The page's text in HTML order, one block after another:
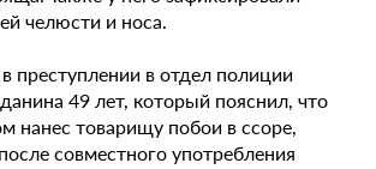
челюсти и носа.
преступлении в отдел полиции
49 лет, который пояснил, что
нанес товарищу побои в ссоре,
совместного употребления